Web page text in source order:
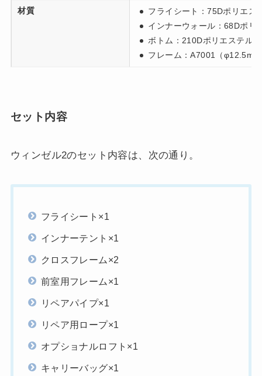
材質
フライシート：75Dポリエス
インナーウォール：68Dポリ
ボトム：210Dポリエステル
フレーム：A7001（
セット内容
ウィンゼル2のセット内容は、次の通り。
フライシート×1
インナーテント×1
クロスフレーム×2
前室用フレーム×1
リペアパイプ×1
リペア用ロープ×1
オプショナルロフト×1
キャリーバッグ×1